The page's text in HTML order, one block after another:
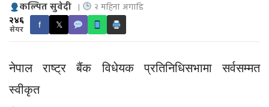
कल्पित सुवेदी | २ महिना अगाडि
२४६
सेयर
f 𝕏
नेपाल राष्ट्र बैंक विधेयक प्रतिनिधिसभामा सर्वसम्मत
स्वीकृत